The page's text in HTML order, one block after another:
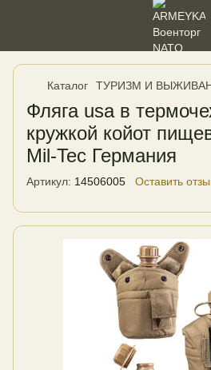
Каталог ТУРИЗМ И
Фляга usa в
кружкой койот
Mil-Tec Германия
Артикул: 14506005 Оставить